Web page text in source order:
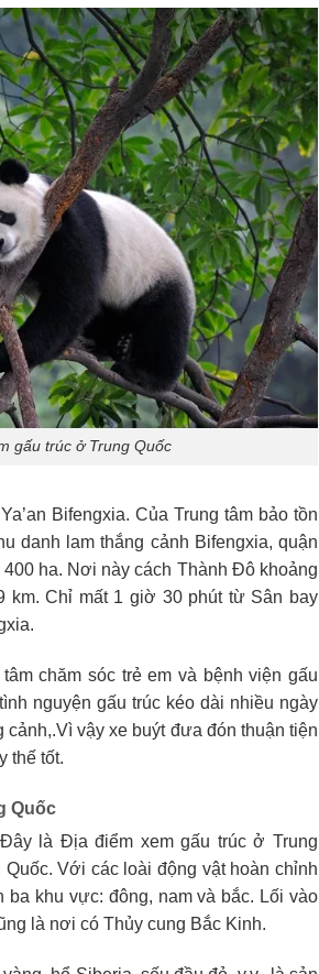
gấu trúc ở Trung Quốc
Bifengxia. Của Trung tâm bảo tồn
danh lam thắng cảnh Bifengxia, quận
ha. Nơi này cách Thành Đô khoảng
km. Chỉ mất 1 giờ 30 phút từ Sân bay
chăm sóc trẻ em và bệnh viện gấu
nguyện gấu trúc kéo dài nhiều ngày
vậy xe buýt đưa đón thuận tiện
thế tốt.
Quốc
là Địa điểm xem gấu trúc ở Trung
Với các loài động vật hoàn chỉnh
khu vực: đông, nam và bắc. Lối vào
là nơi có Thủy cung Bắc Kinh.